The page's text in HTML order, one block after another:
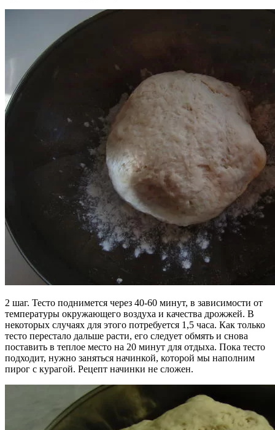
2 шаг. Тесто поднимется через 40-60 минут, в зависимости от
температуры окружающего воздуха и качества дрожжей. В
некоторых случаях для этого потребуется 1,5 часа. Как только
тесто перестало дальше расти, его следует обмять и снова
поставить в теплое место на 20 минут для отдыха. Пока тесто
подходит, нужно заняться начинкой, которой мы наполним
пирог с курагой. Рецепт начинки не сложен.